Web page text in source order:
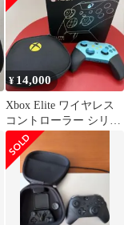
ヤレス コントローラー
シリーズ 2 Series 2 充電
コード ケーブル
¥ 14,000
Xbox Elite ワイヤレス
コントローラー シリー
ズ 2